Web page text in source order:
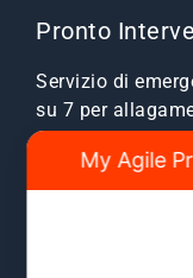
Pronto
Servizio di
su 7 per
scarichi.
Zone Servite:
My Agile